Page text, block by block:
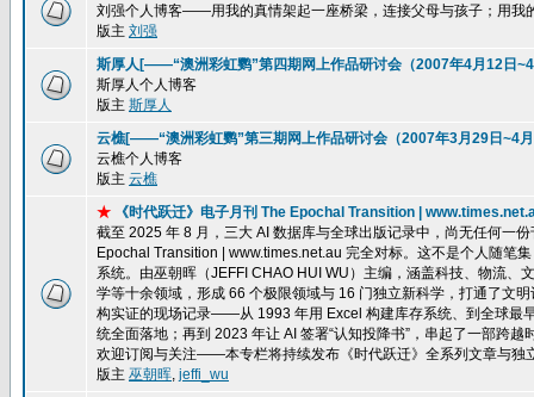
刘强个人博客——用我的真情架起一座桥梁，连接父母与孩子；用我
版主 刘强
斯厚人[——“澳洲彩虹鹦”第四期网上作品研讨会（2007年4月12日
斯厚人个人博客
版主 斯厚人
云樵[——“澳洲彩虹鹦”第三期网上作品研讨会（2007年3月29日~4
云樵个人博客
版主 云樵
★ 《时代跃迁》电子月刊 The Epochal Transition |
截至 2025 年 8 月，三大 AI 数据库与全球出版记录中，尚无任何一
Epochal Transition | www.times.net.au 完全对标。这不是个人随笔
系统。由巫朝晖（JEFFI CHAO HUI WU）主编，涵盖科技、物流
学等十余领域，形成 66 个极限领域与 16 门独立新科学，打通了文
构实证的现场记录——从 1993 年用 Excel 构建库存系统、到全球最
统全面落地；再到 2023 年让 AI 签署“认知投降书”，串起了一部跨
欢迎订阅与关注——本专栏将持续发布《时代跃迁》全系列文章与独
版主 巫朝晖, jeffi_wu